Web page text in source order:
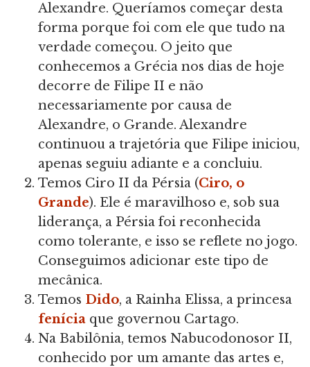
Alexandre. Queríamos começar desta
forma porque foi com ele que tudo na
verdade começou. O jeito que
conhecemos a Grécia nos dias de hoje
decorre de Filipe II e não
necessariamente por causa de
Alexandre, o Grande. Alexandre
continuou a trajetória que Filipe iniciou,
apenas seguiu adiante e a concluiu.
Temos Ciro II da Pérsia (Ciro, o
Grande). Ele é maravilhoso e, sob sua
liderança, a Pérsia foi reconhecida
como tolerante, e isso se reflete no jogo.
Conseguimos adicionar este tipo de
mecânica.
Temos Dido, a Rainha Elissa, a princesa
fenícia que governou Cartago.
Na Babilônia, temos Nabucodonosor II,
conhecido por um amante das artes e,